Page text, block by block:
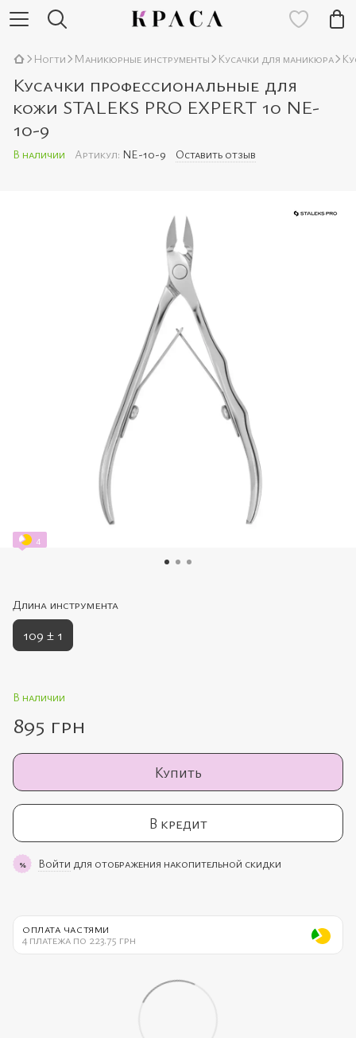
Ногти Маникюрные инструменты Кусачки для маникюра
Кусачки профессиональные для
кожи STALEKS PRO EXPERT 10 NE-
10-9
В наличии Артикул: NE-10-9 Оставить отзыв
4
Длина инструмента
109 ± 1
В наличии
895 грн
Купить
В кредит
% Войти для отображения накопительной скидки
ОПЛАТА ЧАСТЯМИ
4 платежа по 223.75 грн